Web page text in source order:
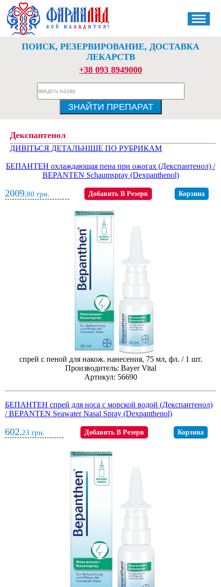
ПОИСК, РЕЗЕРВИРОВАНИЕ, ДОСТАВКА
ЛЕКАРСТВ
+38 093 8949000
Декспантенол
ДИВІТЬСЯ ДЕТАЛЬНІШЕ ПО РУБРИКАМ
БЕПАНТЕН охлаждающая пена при ожогах (Декспантенол) /
BEPANTEN Schaumspray (Dexpanthenol)
2009,80 грн. Добавить В Резерв Корзина
спрей с пеной для накож. нанесения, 75 мл, фл. / 1 шт.
Производитель: Bayer Vital
Артикул: 56690
БЕПАНТЕН спрей для носа с морской водой (Декспантенол)
/ BEPANTEN Seawater Nasal Spray (Dexpanthenol)
602,23 грн. Добавить В Резерв Корзина